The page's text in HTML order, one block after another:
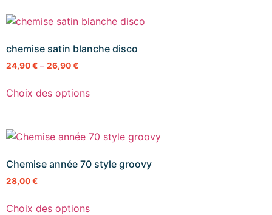
chemise satin blanche disco
24,90€ – 26,90€
Choix des options
Chemise année 70 style groovy
28,00€
Choix des options